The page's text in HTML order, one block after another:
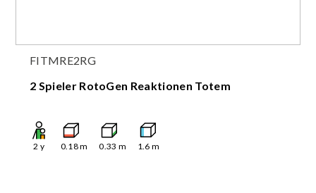
FITMRE2RG
2 Spieler RotoGen Reaktionen Totem
2 y 0.18m 0.33 m 1.6 m